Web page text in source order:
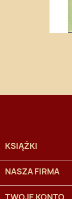
KSIĄŻKI
NASZA FIRMA